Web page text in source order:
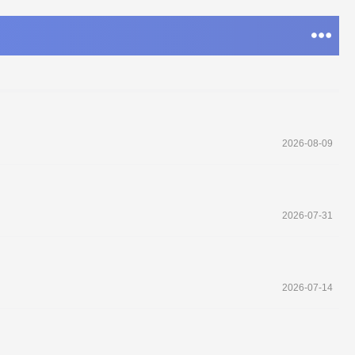
2026-08-09
2026-07-31
2026-07-14